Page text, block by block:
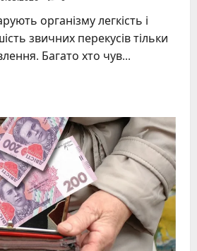
організму легкість і
звичних перекусів тільки
Багато хто чув...